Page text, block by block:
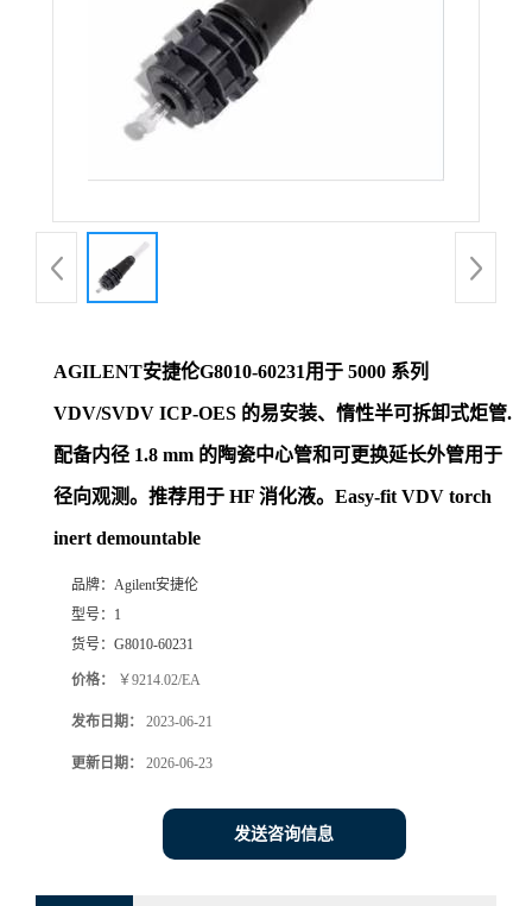
AGILENT安捷伦G8010-60231用于 5000 系列
VDV/SVDV ICP-OES 的易安装、惰性半可拆卸式炬管.
配备内径 1.8 mm 的陶瓷中心管和可更换延长外管用于
径向观测。推荐用于 HF 消化液。Easy-fit VDV torch
inert demountable
品牌： Agilent安捷伦
型号： 1
货号： G8010-60231
价格： ￥9214.02/EA
发布日期： 2023-06-21
更新日期： 2026-06-23
发送咨询信息